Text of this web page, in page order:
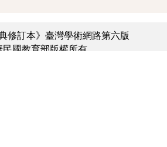
修訂本》臺灣學術網路第六版
民國教育部版權所有